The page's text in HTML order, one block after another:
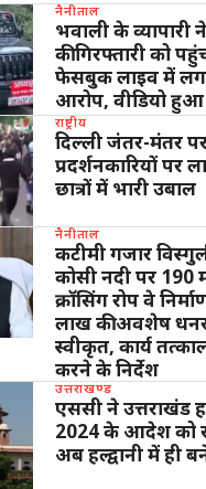
नैनीताल
भवाली के व्यापारी
की गिरफ्तारी को
फेसबुक लाइव में
आरोप, वीडियो
राष्ट्रीय
दिल्ली जंतर-मंतर
प्रदर्शनकारियों पर
छात्रों में भारी उबाल
नैनीताल
कटीमी गजार
कोसी नदी पर 190
क्रॉसिंग रोप वे
लाख की अवशेष
स्वीकृत, कार्य
करने के निर्देश
उत्तराखण्ड
एससी ने उत्तराखंड
2024 के आदेश को
अब हल्द्वानी में ही